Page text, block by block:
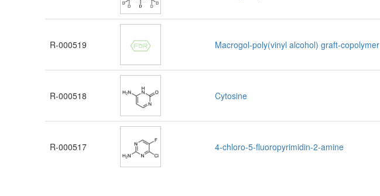
R-000519 Macrogol-poly(vinyl alcohol) graft-copolymer
R-000518 Cytosine
R-000517 4-chloro-5-fluoropyrimidin-2-amine